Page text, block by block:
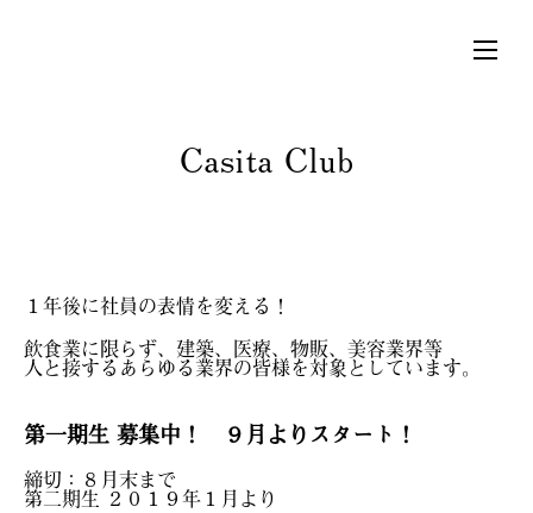
Casita Club
１年後に社員の表情を変える！
飲食業に限らず、建築、医療、物販、美容業界等
人と接するあらゆる業界の皆様を対象としています。
第一期生 募集中！ ９ 月よりスタート！
締切：８月末まで
第二期生 ２０１９年１月より